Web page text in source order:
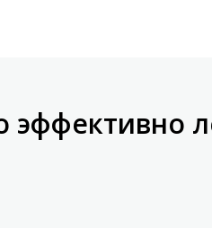
эффективно